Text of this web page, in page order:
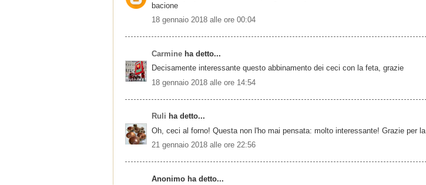
bacione
18 gennaio 2018 alle ore 00:04
Carmine ha detto...
Decisamente interessante questo abbinamento dei ceci con la feta, grazie
18 gennaio 2018 alle ore 14:54
Ruli ha detto...
Oh, ceci al forno! Questa non l'ho mai pensata: molto interessante! Grazie per la
21 gennaio 2018 alle ore 22:56
Anonimo ha detto...